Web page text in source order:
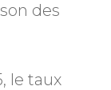
des
le taux